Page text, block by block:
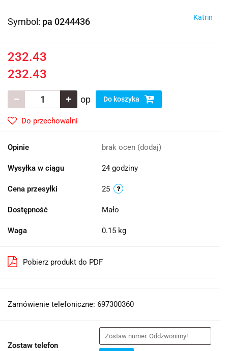
Symbol: pa 0244436 Katrin
232.43
232.43
op Do koszyka
Do przechowalni
Opinie brak ocen (dodaj)
Wysyłka w ciągu 24 godziny
Cena przesyłki 25
Dostępność Mało
Waga 0.15 kg
Pobierz produkt do PDF
Zamówienie telefoniczne: 697300360
Zostaw telefon